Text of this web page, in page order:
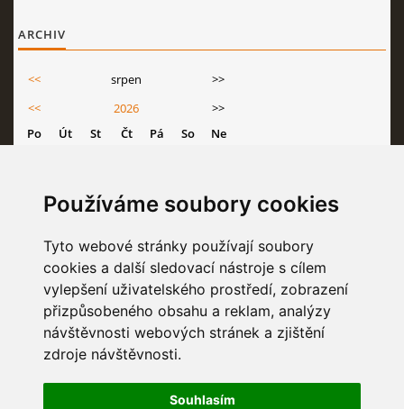
Používáme soubory cookies
Tyto webové stránky používají soubory
cookies a další sledovací nástroje s cílem
vylepšení uživatelského prostředí, zobrazení
přizpůsobeného obsahu a reklam, analýzy
návštěvnosti webových stránek a zjištění
zdroje návštěvnosti.
Souhlasím
ARCHIV
<< srpen
>>
<<
2026
>>
Po
Út St Čt Pá So
Ne
11 12 13 14 15
16
18 19 20 21 22
23
25 26 27 28 29
30
STATISTIKY